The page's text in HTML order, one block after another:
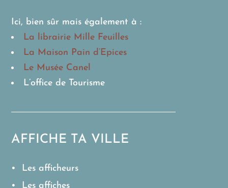
Ici, bien sûr mais également à :
La librairie Mille Feuilles
La Maison Pain d’Epices
Le Musée Canel
L’office de Tourisme
AFFICHE TA VILLE
• Les afficheurs
• Les affiches